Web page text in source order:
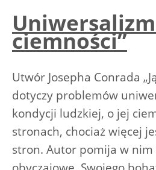
ciemności”
Utwór Josepha Conrada
dotyczy problemów
kondycji ludzkiej, o jej
stronach, chociaż więcej
stron. Autor pomija w nim